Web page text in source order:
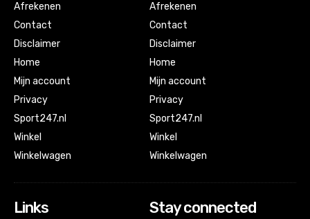
Afrekenen
Contact
Disclaimer
Home
Mijn account
Privacy
Sport247.nl
Winkel
Winkelwagen
Afrekenen
Contact
Disclaimer
Home
Mijn account
Privacy
Sport247.nl
Winkel
Winkelwagen
Links Stay connected